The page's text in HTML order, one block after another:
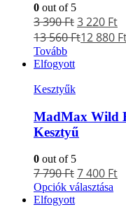
0 out of 5
3 390Ft3 220 Ft
13 560Ft12 880
Tovább
Elfogyott
Kesztyűk
MadMax Wild
Kesztyű
0 out of 5
7 790Ft7 400 Ft
Opciók választása
Elfogyott